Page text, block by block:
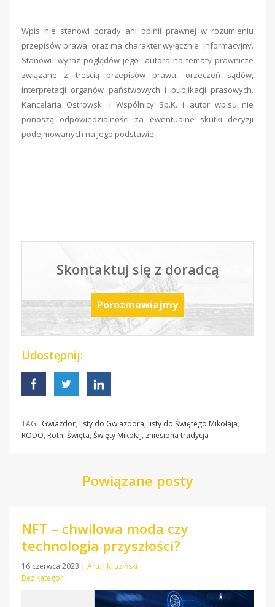
Wpis nie stanowi porady ani opinii prawnej w rozumieniu
przepisów prawa oraz ma charakter wyłącznie informacyjny.
Stanowi wyraz poglądów jego autora na tematy prawnicze
związane z treścią przepisów prawa, orzeczeń sądów,
interpretacji organów państwowych i publikacji prasowych.
Kancelaria Ostrowski i Wspólnicy Sp.K. i autor wpisu nie
ponoszą odpowiedzialności za ewentualne skutki decyzji
podejmowanych na jego podstawie.
Skontaktuj się z doradcą
Porozmawiajmy
Udostępnij:
TAGI: Gwiazdor, listy do Gwiazdora, listy do Świętego Mikołaja,
RODO, Roth, Święta, Święty Mikołaj, zniesiona tradycja
Powiązane posty
NFT – chwilowa moda czy
technologia przyszłości?
16 czerwca 2023 | Artur Kruziński
Bez kategorii